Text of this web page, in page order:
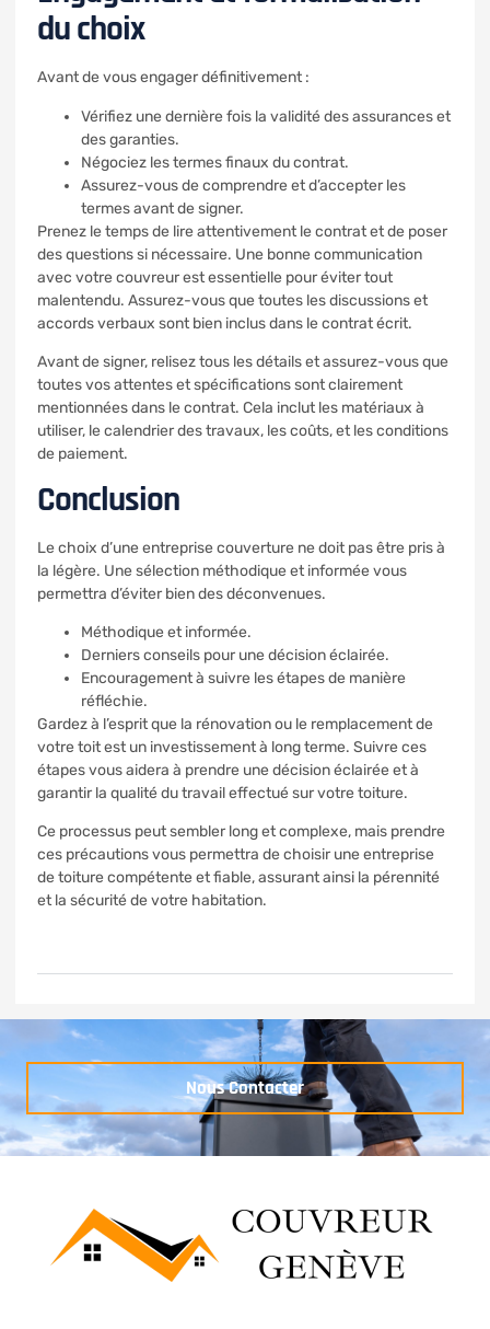
du choix
Avant de vous engager définitivement :
Vérifiez une dernière fois la validité des assurances et
des garanties.
Négociez les termes finaux du contrat.
Assurez-vous de comprendre et d’accepter les
termes avant de signer.
Prenez le temps de lire attentivement le contrat et de poser
des questions si nécessaire. Une bonne communication
avec votre couvreur est essentielle pour éviter tout
malentendu. Assurez-vous que toutes les discussions et
accords verbaux sont bien inclus dans le contrat écrit.
Avant de signer, relisez tous les détails et assurez-vous que
toutes vos attentes et spécifications sont clairement
mentionnées dans le contrat. Cela inclut les matériaux à
utiliser, le calendrier des travaux, les coûts, et les conditions
de paiement.
Conclusion
Le choix d’une entreprise couverture ne doit pas être pris à
la légère. Une sélection méthodique et informée vous
permettra d’éviter bien des déconvenues.
Méthodique et informée.
Derniers conseils pour une décision éclairée.
Encouragement à suivre les étapes de manière
réfléchie.
Gardez à l’esprit que la rénovation ou le remplacement de
votre toit est un investissement à long terme. Suivre ces
étapes vous aidera à prendre une décision éclairée et à
garantir la qualité du travail effectué sur votre toiture.
Ce processus peut sembler long et complexe, mais prendre
ces précautions vous permettra de choisir une entreprise
de toiture compétente et fiable, assurant ainsi la pérennité
et la sécurité de votre habitation.
Nous Contacter